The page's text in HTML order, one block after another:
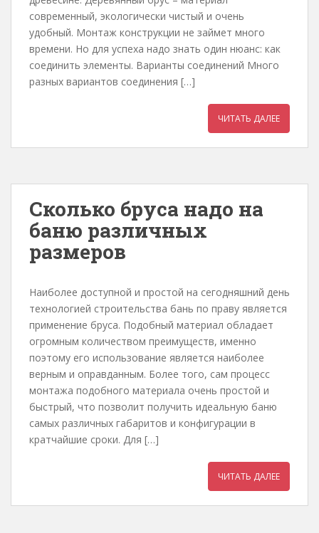
современный, экологически чистый и очень
удобный. Монтаж конструкции не займет много
времени. Но для успеха надо знать один нюанс: как
соединить элементы. Варианты соединений Много
разных вариантов соединения […]
ЧИТАТЬ ДАЛЕЕ
Сколько бруса надо на
баню различных
размеров
Наиболее доступной и простой на сегодняшний день
технологией строительства бань по праву является
применение бруса. Подобный материал обладает
огромным количеством преимуществ, именно
поэтому его использование является наиболее
верным и оправданным. Более того, сам процесс
монтажа подобного материала очень простой и
быстрый, что позволит получить идеальную баню
самых различных габаритов и конфигурации в
кратчайшие сроки. Для […]
ЧИТАТЬ ДАЛЕЕ